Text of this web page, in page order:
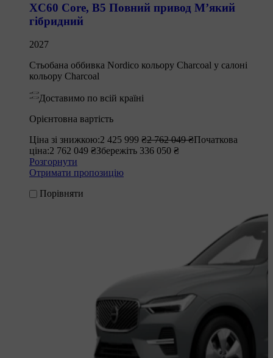
XC60 Core, B5 Повний привод М’який
гібридний
2027
Стьобана оббивка Nordico кольору Charcoal у салоні
кольору Charcoal
Доставимо по всій країні
Орієнтовна вартість
Ціна зі знижкою:2 425 999 ₴2 762 049 ₴Початкова
ціна:2 762 049 ₴Збережіть 336 050 ₴
Розгорнути
Отримати пропозицію
Порівняти